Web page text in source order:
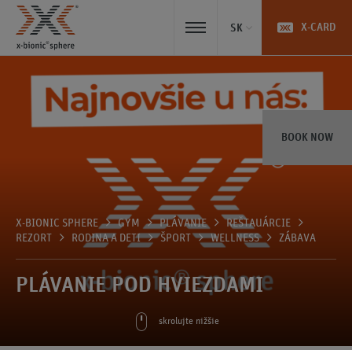
SK
BOOK NOW
X-CARD
X-BIONIC SPHERE GYM PLÁVANIE
REŠTAUÁRCIE
REZORT
RODINA A DETI ŠPORT WELLNESS ZÁBAVA
PLÁVANIE POD HVIEZDAMI
skrolujte nižšie